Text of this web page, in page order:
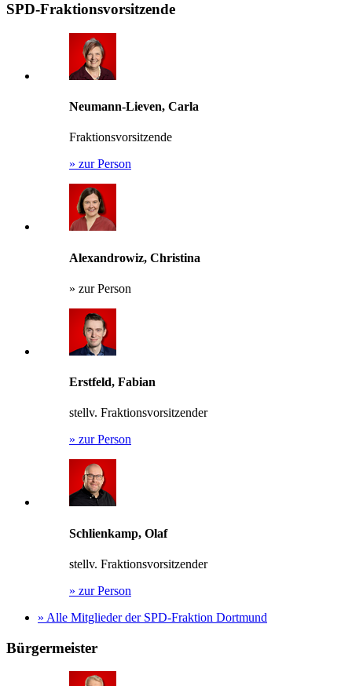
SPD-Fraktionsvorsitzende
Neumann-Lieven, Carla
Fraktionsvorsitzende
» zur Person
Alexandrowiz, Christina
» zur Person
Erstfeld, Fabian
stellv. Fraktionsvorsitzender
» zur Person
Schlienkamp, Olaf
stellv. Fraktionsvorsitzender
» zur Person
» Alle Mitglieder der SPD-Fraktion Dortmund
Bürgermeister